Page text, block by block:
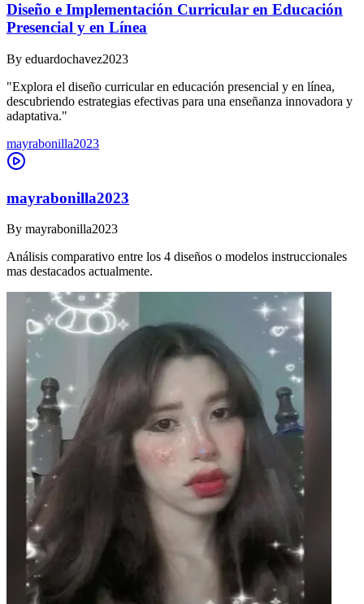
Diseño e Implementación Curricular en Educación
Presencial y en Línea
By eduardochavez2023
"Explora el diseño curricular en educación presencial y en línea,
descubriendo estrategias efectivas para una enseñanza innovadora y
adaptativa."
mayrabonilla2023
mayrabonilla2023
By mayrabonilla2023
Análisis comparativo entre los 4 diseños o modelos instruccionales
mas destacados actualmente.